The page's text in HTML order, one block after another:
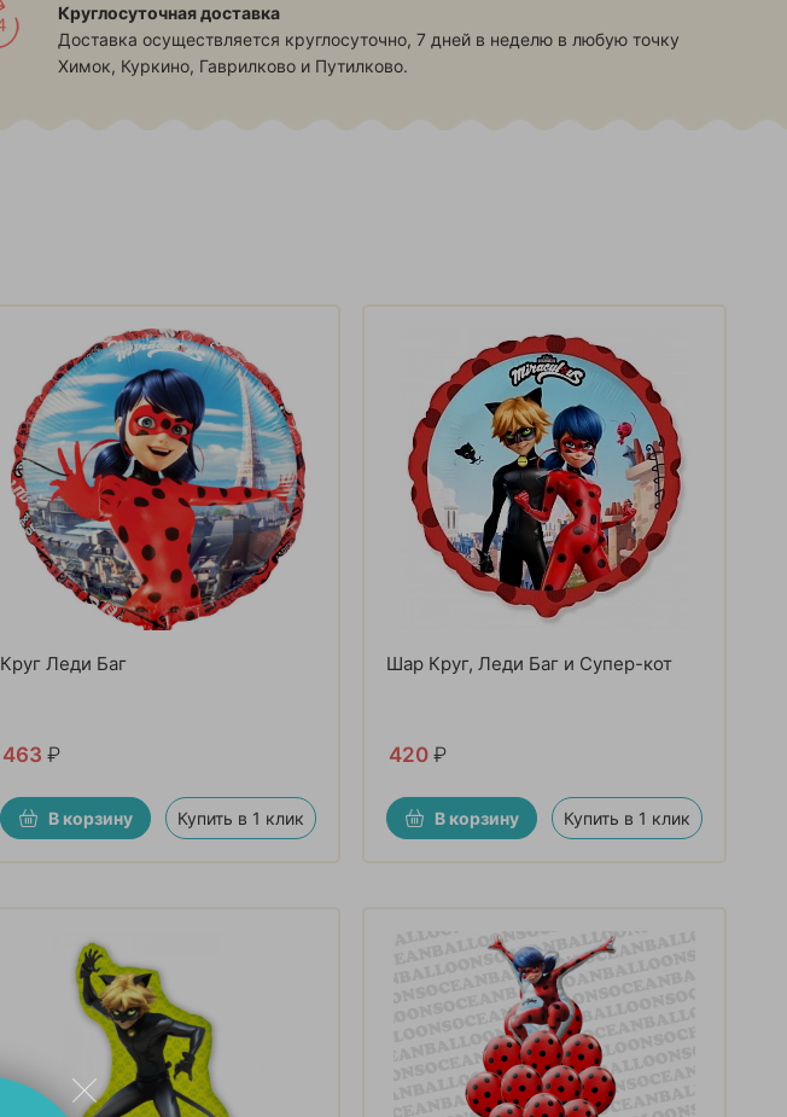
Круглосуточная доставка
Доставка осуществляется круглосуточно, 7 дней в неделю в любую точку
Химок, Куркино, Гаврилково и Путилково.
Круг Леди Баг
463 ₽
В корзину Купить в 1 клик
Шар Круг, Леди Баг и Супер-кот
420 ₽
В корзину Купить в 1 клик